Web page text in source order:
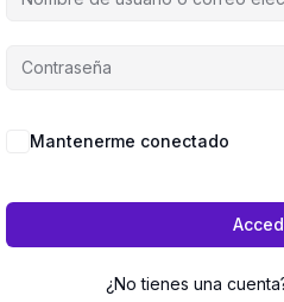
Mantenerme conectado
¿No tienes una